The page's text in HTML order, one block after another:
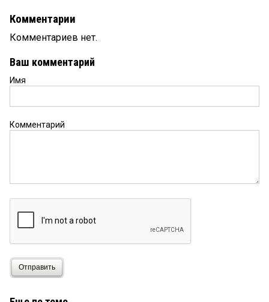
Комментарии
Комментариев нет.
Ваш комментарий
Имя
Комментарий
Отправить